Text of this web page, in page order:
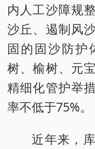
内人工沙障规
沙丘、遏制风
固的固沙防护
树、榆树、元
精细化管护举
率不低于75%。
近年来，